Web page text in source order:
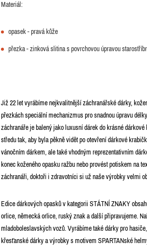
Materiál:
opasek - pravá kůže
přezka - zinková slitina s povrchovou úpravou
Již 22 let vyrábíme nejkvalitnější záchranářské dárky,
přezkách speciální mechanizmus pro snadnou úpravu
záchranáře je balený jako luxusní dárek do krásné
středu tak, aby byla pěkně vidět po otevření dárkové
vánočním dárkem, ale také vhodným reprezentativním
konec koženého opasku ražbu nebo provést potiskem na
záchranáři, doktoři i zdravotníci si už naše výrobky velmi
Edice dárkových opasků v kategorii STÁTNÍ ZNAKY
orlice, německá orlice, ruský znak a další připravujeme.
mladoboleslavských vozů. Vyrábíme také dárky pro
křesťanské dárky a výrobky s motivem SPARTANské